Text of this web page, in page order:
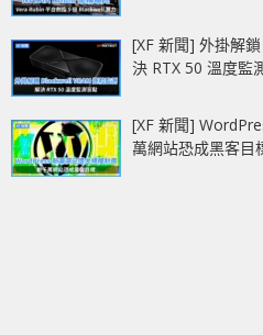
[XF 新聞] 外掛解
決 RTX 50 溫度監
[XF 新聞]
萬網站恐成黑客目